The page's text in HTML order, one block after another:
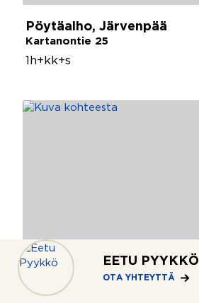
EETU PYYKKÖ
OTA YHTEYTTÄ
Pöytäalho, Järvenpää
Kartanontie 25
1h+kk+s